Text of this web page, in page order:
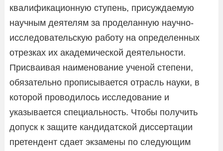
квалификационную ступень, присуждаемую
научным деятелям за проделанную научно-
исследовательскую работу на определенных
отрезках их академической деятельности.
Присваивая наименование ученой степени,
обязательно прописывается отрасль науки, в
которой проводилось исследование и
указывается специальность. Чтобы получить
допуск к защите кандидатской диссертации
претендент сдает экзамены по следующим